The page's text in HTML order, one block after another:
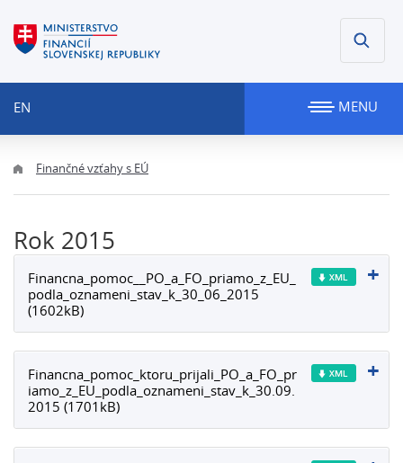
EN MENU
Finančné vzťahy s EÚ
Rok 2015
Financna_pomoc__PO_a_FO_priamo_z_EU_
podla_oznameni_stav_k_30_06_2015
(1602kB)
Financna_pomoc_ktoru_prijali_PO_a_FO_pr
iamo_z_EU_podla_oznameni_stav_k_30.09.
2015 (1701kB)